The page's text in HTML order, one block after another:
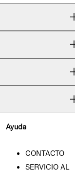
Ayuda
CONTACTO
SERVICIO AL